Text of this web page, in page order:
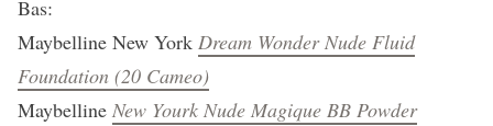
Bas:
Maybelline New York Dream Wonder Nude Fluid
Foundation (20 Cameo)
Maybelline New Yourk Nude Magique BB Powder